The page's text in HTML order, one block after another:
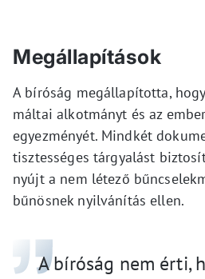
Megállapítások
A bíróság megállapította,
máltai alkotmányt és az
egyezményét. Mindkét
tisztességes tárgyalást
nyújt a nem létező
bűnösnek nyilvánítás ellen.
A bíróság nem érti,